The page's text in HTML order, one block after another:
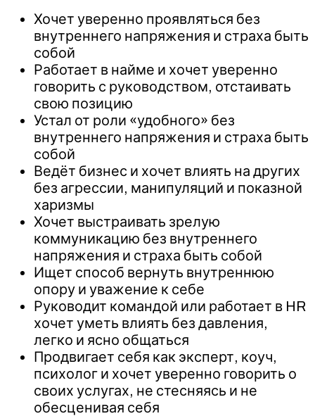
Хочет уверенно проявляться без
внутреннего напряжения и страха быть
собой
Работает в найме и хочет уверенно
говорить с руководством, отстаивать
свою позицию
Устал от роли «удобного» без
внутреннего напряжения и страха быть
собой
Ведёт бизнес и хочет влиять на других
без агрессии, манипуляций и показной
харизмы
Хочет выстраивать зрелую
коммуникацию без внутреннего
напряжения и страха быть собой
Ищет способ вернуть внутреннюю
опору и уважение к себе
Руководит командой или работает в HR
хочет уметь влиять без давления,
легко и ясно общаться
Продвигает себя как эксперт, коуч,
психолог и хочет уверенно говорить о
своих услугах, не стесняясь и не
обесценивая себя